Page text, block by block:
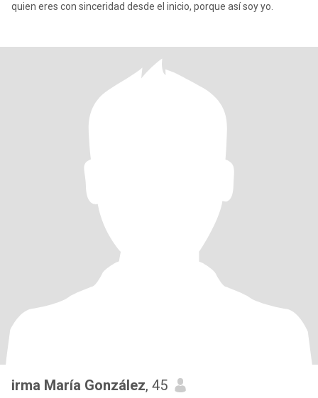
quien eres con sinceridad desde el inicio, porque así soy yo.
irma María González, 45